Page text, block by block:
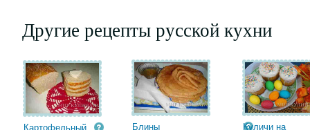
Другие рецепты русской кухни
Картофельный
Блины
Куличи на